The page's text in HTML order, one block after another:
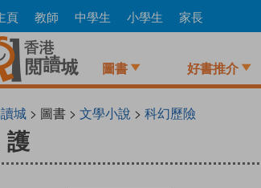
頁 教師 中學生 小學生 家長
圖書 好書推介
城> 圖書 > 文學小說 > 科幻歷險
護